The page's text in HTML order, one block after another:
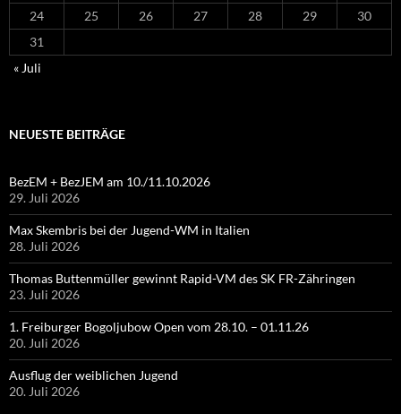
24
25 26 27 28 29
30
31
« Juli
NEUESTE BEITRÄGE
BezEM + BezJEM am 10./11.10.2026
29. Juli 2026
Max Skembris bei der Jugend-WM in Italien
28. Juli 2026
Thomas Buttenmüller gewinnt Rapid-VM des SK FR-Zähringen
23. Juli 2026
1. Freiburger Bogoljubow Open vom 28.10. – 01.11.26
20. Juli 2026
Ausflug der weiblichen Jugend
20. Juli 2026